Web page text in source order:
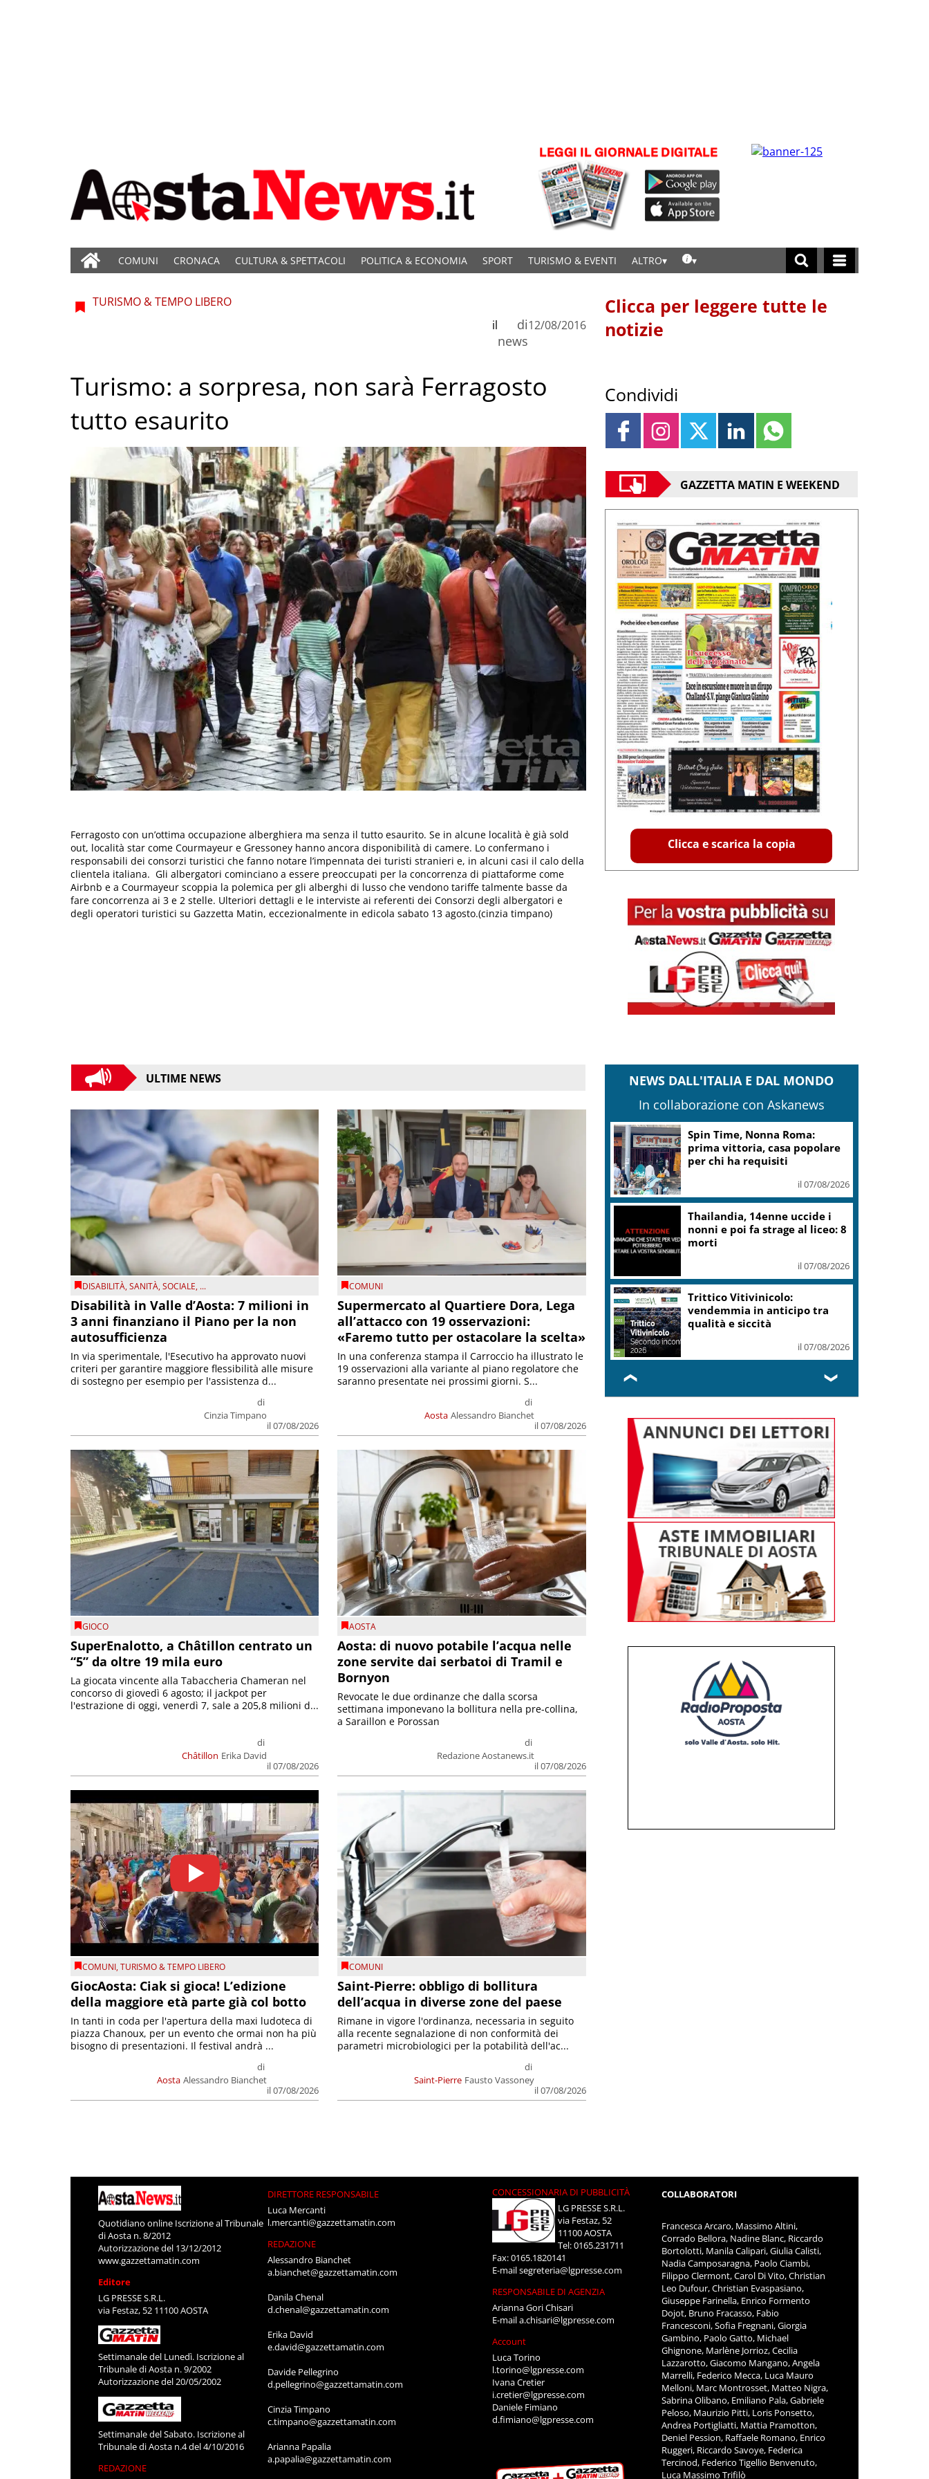
COMUNI CRONACA CULTURA & SPETTACOLI POLITICA & ECONOMIA SPORT TURISMO & EVENTI ALTRO
TURISMO & TEMPO LIBERO
di
news
il 12/08/2016
Turismo: a sorpresa, non sarà Ferragosto
tutto esaurito
Ferragosto con un’ottima occupazione alberghiera ma senza il tutto esaurito. Se in alcune località è già sold
out, località star come Courmayeur e Gressoney hanno ancora disponibilità di camere. Lo confermano i
responsabili dei consorzi turistici che fanno notare l’impennata dei turisti stranieri e, in alcuni casi il calo della
clientela italiana. Gli albergatori cominciano a essere preoccupati per la concorrenza di piattaforme come
Airbnb e a Courmayeur scoppia la polemica per gli alberghi di lusso che vendono tariffe talmente basse da
fare concorrenza ai 3 e 2 stelle. Ulteriori dettagli e le interviste ai referenti dei Consorzi degli albergatori e
degli operatori turistici su Gazzetta Matin, eccezionalmente in edicola sabato 13 agosto.(cinzia timpano)
ULTIME NEWS
DISABILITÀ,SANITÀ,SOCIALE, ...
Disabilità in Valle d’Aosta: 7 milioni in
3 anni finanziano il Piano per la non
autosufficienza
di
Cinzia Timpano
il 07/08/2026
In via sperimentale, l'Esecutivo ha approvato nuovi
criteri per garantire maggiore flessibilità alle misure
di sostegno per esempio per l'assistenza d...
COMUNI
Supermercato al Quartiere Dora, Lega
all’attacco con 19 osservazioni:
«Faremo tutto per ostacolare la scelta»
Aosta
di
Alessandro Bianchet
il 07/08/2026
In una conferenza stampa il Carroccio ha illustrato le
19 osservazioni alla variante al piano regolatore che
saranno presentate nei prossimi giorni. S...
GIOCO
SuperEnalotto, a Châtillon centrato un
“5” da oltre 19 mila euro
Châtillon
di
Erika David
il 07/08/2026
La giocata vincente alla Tabaccheria Chameran nel
concorso di giovedì 6 agosto; il jackpot per
l'estrazione di oggi, venerdì 7, sale a 205,8 milioni d...
AOSTA
Aosta: di nuovo potabile l’acqua nelle
zone servite dai serbatoi di Tramil e
Bornyon
di
Redazione Aostanews.it
il 07/08/2026
Revocate le due ordinanze che dalla scorsa
settimana imponevano la bollitura nella pre-collina,
a Saraillon e Porossan
COMUNI,TURISMO & TEMPO LIBERO
GiocAosta: Ciak si gioca! L’edizione
della maggiore età parte già col botto
Aosta
di
Alessandro Bianchet
il 07/08/2026
In tanti in coda per l'apertura della maxi ludoteca di
piazza Chanoux, per un evento che ormai non ha più
bisogno di presentazioni. Il festival andrà ...
COMUNI
Saint-Pierre: obbligo di bollitura
dell’acqua in diverse zone del paese
Saint-Pierre
di
Fausto Vassoney
il 07/08/2026
Rimane in vigore l'ordinanza, necessaria in seguito
alla recente segnalazione di non conformità dei
parametri microbiologici per la potabilità dell'ac...
Clicca per leggere tutte le
notizie
Condividi
GAZZETTA MATIN E WEEKEND
Clicca e scarica la copia
NEWS DALL'ITALIA E DAL MONDO
In collaborazione con Askanews
Camera,Opposizioni a
Fontana: sanzioni a Bignami
per offese a Scalfaro
il 07/08/2026
Ultimatum della Spagna
all’Italia: revochi lo stop a
Schengen o ci saranno
il 07/08/2026
Caldo in leggero calo: domani
e domenica 19 città in “bollino
il 07/08/2026
Quotidiano online Iscrizione al Tribunale
di Aosta n. 8/2012
Autorizzazione del 13/12/2012
www.gazzettamatin.com
Editore
LG PRESSE S.R.L.
via Festaz, 52 11100 AOSTA
Settimanale del Lunedì. Iscrizione al
Tribunale di Aosta n. 9/2002
Autorizzazione del 20/05/2002
Settimanale del Sabato. Iscrizione al
Tribunale di Aosta n.4 del 4/10/2016
REDAZIONE
DIRETTORE RESPONSABILE
Luca Mercanti
l.mercanti@gazzettamatin.com
REDAZIONE
Alessandro Bianchet
a.bianchet@gazzettamatin.com
Danila Chenal
d.chenal@gazzettamatin.com
Erika David
e.david@gazzettamatin.com
Davide Pellegrino
d.pellegrino@gazzettamatin.com
Cinzia Timpano
c.timpano@gazzettamatin.com
Arianna Papalia
a.papalia@gazzettamatin.com
CONCESSIONARIA DI PUBBLICITÀ
LG PRESSE S.R.L.
via Festaz, 52
11100 AOSTA
Tel: 0165.231711
Fax: 0165.1820141
E-mailsegreteria@lgpresse.com
RESPONSABILE DI AGENZIA
Arianna Gori Chisari
E-maila.chisari@lgpresse.com
Account
Luca Torino
l.torino@lgpresse.com
Ivana Cretier
i.cretier@lgpresse.com
Daniele Fimiano
d.fimiano@lgpresse.com
COLLABORATORI
Francesca Arcaro, Massimo Altini,
Corrado Bellora, Nadine Blanc, Riccardo
Bortolotti, Manila Calipari, Giulia Calisti,
Nadia Camposaragna, Paolo Ciambi,
Filippo Clermont, Carol Di Vito, Christian
Leo Dufour, Christian Evaspasiano,
Giuseppe Farinella, Enrico Formento
Dojot, Bruno Fracasso, Fabio
Francesconi, Sofia Fregnani, Giorgia
Gambino, Paolo Gatto, Michael
Ghignone, Marlène Jorrioz, Cecilia
Lazzarotto, Giacomo Mangano, Angela
Marrelli, Federico Mecca, Luca Mauro
Melloni, Marc Montrosset, Matteo Nigra,
Sabrina Olibano, Emiliano Pala, Gabriele
Peloso, Maurizio Pitti, Loris Ponsetto,
Andrea Portigliatti, Mattia Pramotton,
Deniel Pession, Raffaele Romano, Enrico
Ruggeri, Riccardo Savoye, Federica
Tercinod, Federico Tigellio Benvenuto,
Luca Massimo Trifilò